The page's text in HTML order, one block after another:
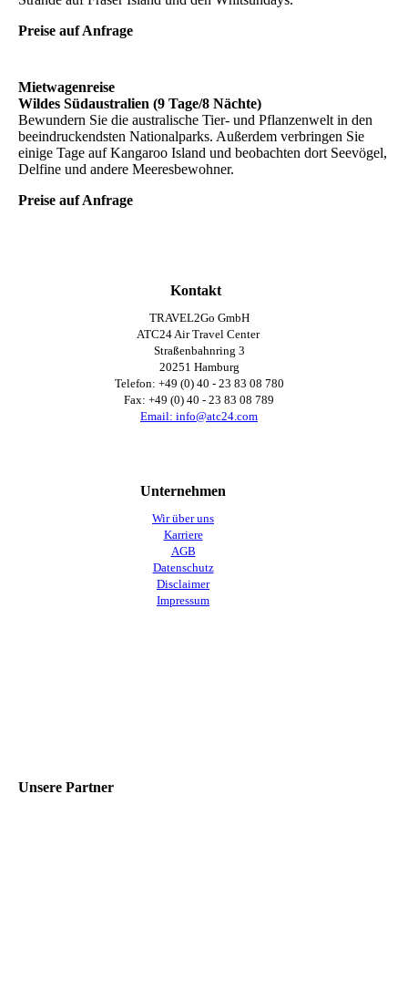
Preise auf Anfrage
Mietwagenreise
Wildes Südaustralien (9 Tage/8 Nächte)
Bewundern Sie die australische Tier- und Pflanzenwelt in den
beeindruckendsten Nationalparks. Außerdem verbringen Sie
einige Tage auf Kangaroo Island und beobachten dort Seevögel,
Delfine und andere Meeresbewohner.
Preise auf Anfrage
Kontakt
TRAVEL2Go GmbH
ATC24 Air Travel Center
Straßenbahnring 3
20251 Hamburg
Telefon: +49 (0) 40 - 23 83 08 780
Fax: +49 (0) 40 - 23 83 08 789
Email: info@atc24.com
Unternehmen
Wir über uns
Karriere
AGB
Datenschutz
Disclaimer
Impressum
Unsere Partner